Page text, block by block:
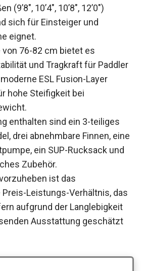
(9’8″, 10’4″, 10’8″, 12’0″)
sich für Einsteiger und
eignet.
von 76-82 cm bietet es
und Tragkraft für Paddler
ESL Fusion-Layer
hohe Steifigkeit bei
enthalten sind ein 3-teiliges
drei abnehmbare Finnen, eine
ein SUP-Rucksack und
Zubehör.
ist das
Preis-Leistungs-Verhältnis, das
aufgrund der Langlebigkeit
Ausstattung geschätzt